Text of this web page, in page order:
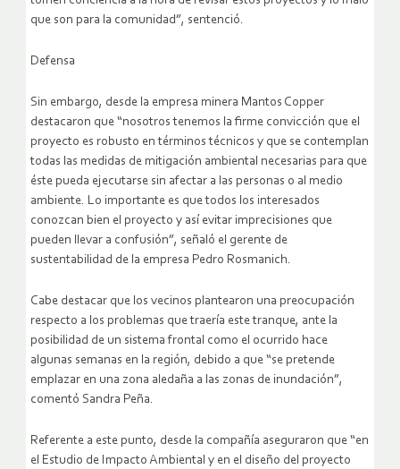
que son para la comunidad”, sentenció.
Defensa
Sin embargo, desde la empresa minera Mantos Copper
destacaron que “nosotros tenemos la firme convicción que el
proyecto es robusto en términos técnicos y que se contemplan
todas las medidas de mitigación ambiental necesarias para que
éste pueda ejecutarse sin afectar a las personas o al medio
ambiente. Lo importante es que todos los interesados
conozcan bien el proyecto y así evitar imprecisiones que
pueden llevar a confusión”, señaló el gerente de
sustentabilidad de la empresa Pedro Rosmanich.
Cabe destacar que los vecinos plantearon una preocupación
respecto a los problemas que traería este tranque, ante la
posibilidad de un sistema frontal como el ocurrido hace
algunas semanas en la región, debido a que “se pretende
emplazar en una zona aledaña a las zonas de inundación”,
comentó Sandra Peña.
Referente a este punto, desde la compañía aseguraron que “en
el Estudio de Impacto Ambiental y en el diseño del proyecto